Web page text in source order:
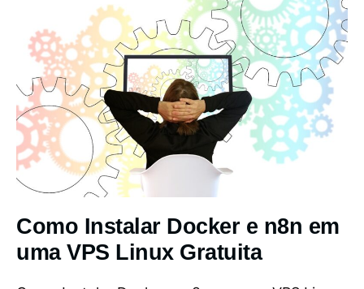
Como Instalar Docker e n8n em
uma VPS Linux Gratuita